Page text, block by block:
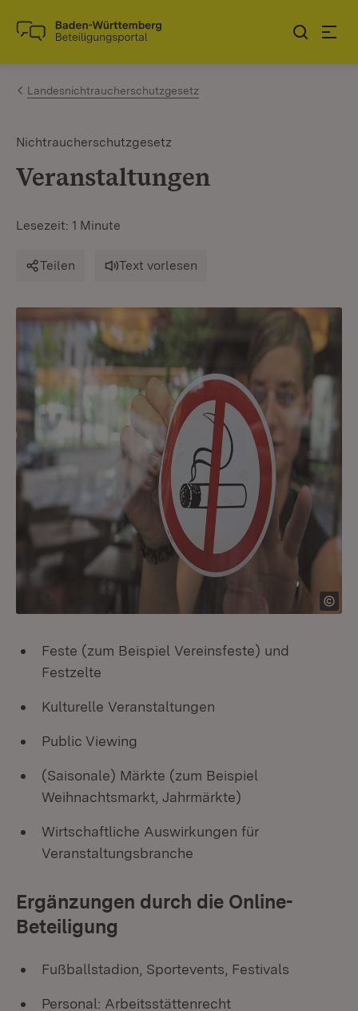
Zum Inhalt springen
Link zur Startseite
Landesnichtraucherschutzgesetz
Nichtraucherschutzgesetz
Veranstaltungen
Lesezeit: 1 Minute
Teilen Text vorlesen
Feste (zum Beispiel Vereinsfeste) und
Festzelte
Kulturelle Veranstaltungen
Public Viewing
(Saisonale) Märkte (zum Beispiel
Weihnachtsmarkt, Jahrmärkte)
Wirtschaftliche Auswirkungen für
Veranstaltungsbranche
Ergänzungen durch die Online-
Beteiligung
Fußballstadion, Sportevents, Festivals
Personal: Arbeitsstättenrecht